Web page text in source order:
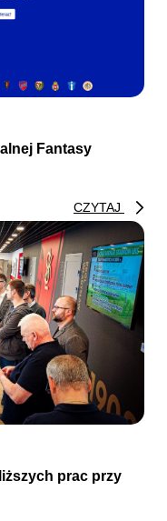
Fantasy
CZYTAJ
prac przy